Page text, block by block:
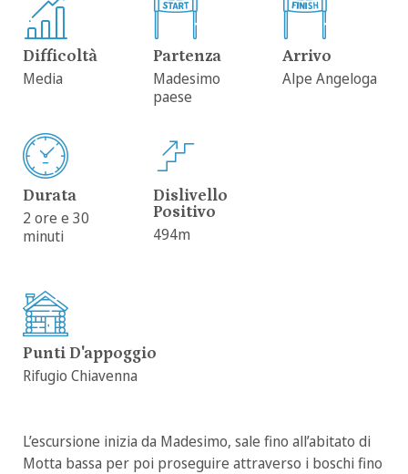
Difficoltà
Media
Partenza
Madesimo
paese
Arrivo
Alpe Angeloga
Durata
2 ore e 30
minuti
Dislivello
Positivo
494m
Punti D'appoggio
Rifugio Chiavenna
L’escursione inizia da Madesimo, sale fino all’abitato di
Motta bassa per poi proseguire attraverso i boschi fino